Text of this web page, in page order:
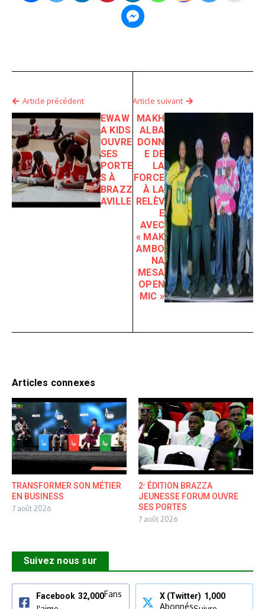
Article précédent
EWAW
A KIDS
OUVRE
SES
PORTE
S À
BRAZZ
AVILLE
Article suivant
MAKH
ALBA
DONN
E DE
LA
FORCE
À LA
RELÈV
E
AVEC
« MAK
AMBO
NA
MESA
OPEN
MIC »
Articles connexes
TRANSFORMER SON MÉTIER
EN BUSINESS
7 août 2026
2ᵉ ÉDITION BRAZZA
JEUNESSE FORUM OUVRE
SES PORTES
7 août 2026
Suivez nous sur
Facebook 32,000Fans
X (Twitter) 1,000
Abonnés